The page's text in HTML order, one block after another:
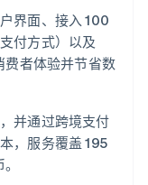
界面、接入 100
支付方式）以及
者体验并节省数
并通过跨境支付
，服务覆盖 195